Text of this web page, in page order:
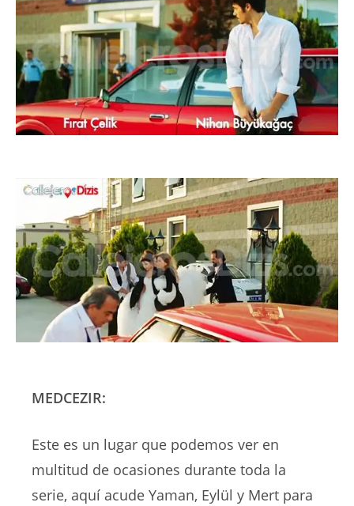
MEDCEZIR:
Este es un lugar que podemos ver en
multitud de ocasiones durante toda la
serie, aquí acude Yaman, Eylül y Mert para